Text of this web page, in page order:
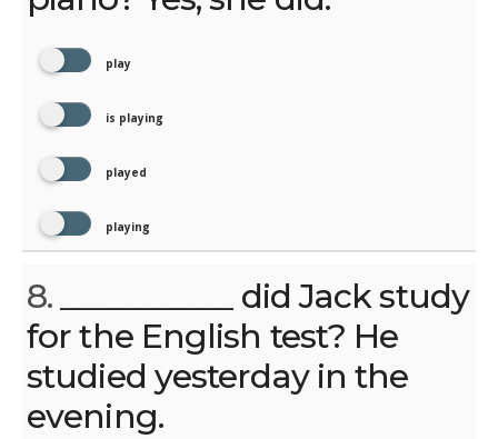
play
is playing
played
playing
8. ___________ did Jack study
for the English test? He
studied yesterday in the
evening.